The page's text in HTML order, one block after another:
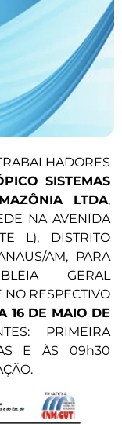
SISTEMAS
LTDA,
NA AVENIDA
L), DISTRITO
AM, PARA
GERAL
NO RESPECTIVO
16 DE MAIO DE
PRIMEIRA
E ÀS 09h30